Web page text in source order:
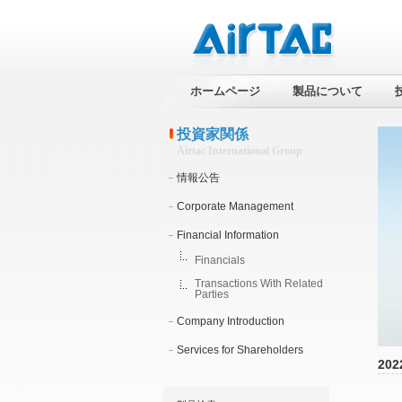
ホームページ 製品について
投資家関係
Airtac International Group
情報公告
Corporate Management
Financial Information
Financials
Transactions With Related
Parties
Company Introduction
Services for Shareholders